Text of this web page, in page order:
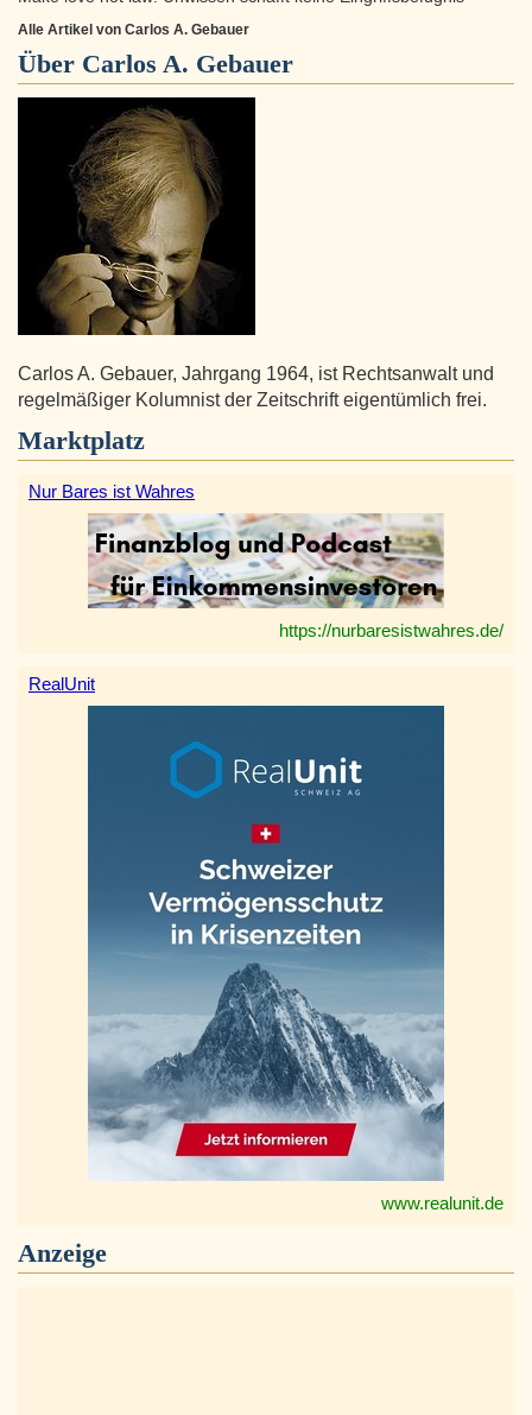
Alle Artikel von Carlos A. Gebauer
Über Carlos A. Gebauer
Carlos A. Gebauer, Jahrgang 1964, ist Rechtsanwalt und
regelmäßiger Kolumnist der Zeitschrift eigentümlich frei.
Marktplatz
Nur Bares ist Wahres
https://nurbaresistwahres.de/
RealUnit
www.realunit.de
Anzeige